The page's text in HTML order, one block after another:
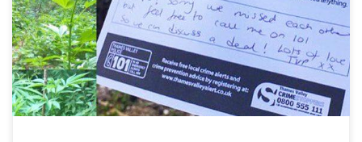
marihuany i zawiadomił policję. Jak tylko ta przyjechała, to
oczywiście jej właściciel/właściciele nie byli obecni. A co w takiej
sytuacji robi dobry i dobrze wychowany policjant? Oczywiście
wycina wszystkie roślinki, zabiera […]